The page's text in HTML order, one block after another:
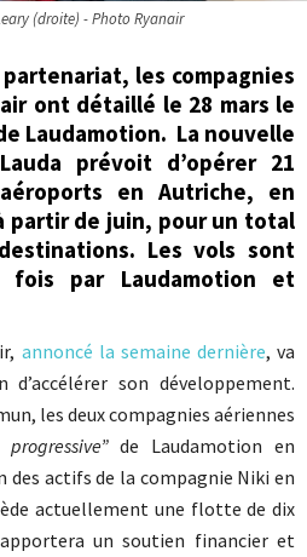
(droite) - Photo Ryanair
les compagnies
ont détaillé le 28 mars le
Laudamotion. La nouvelle
prévoit d’opérer 21
en Autriche, en
partir de juin, pour un total
Les vols sont
fois par Laudamotion et
annoncé la semaine dernière, va
son développement.
les deux compagnies aériennes
progressive”de Laudamotion en
des actifs de la compagnie Niki en
actuellement une flotte de dix
un soutien financier et